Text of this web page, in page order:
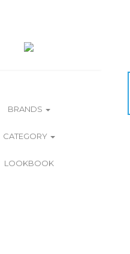
BRANDS
CATEGORY
LOOKBOOK